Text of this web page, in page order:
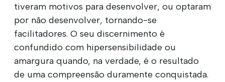
tiveram motivos para desenvolver, ou optaram
por não desenvolver, tornando-se
facilitadores. O seu discernimento é
confundido com hipersensibilidade ou
amargura quando, na verdade, é o resultado
de uma compreensão duramente conquistada.